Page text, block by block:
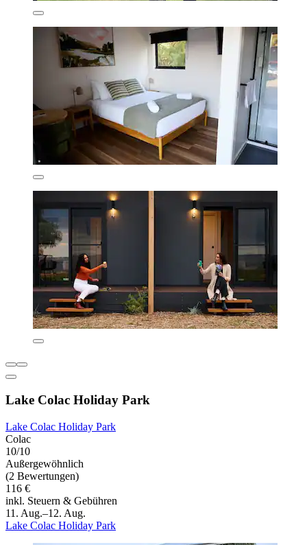
Lake Colac Holiday Park
Lake Colac Holiday Park
Colac
10/10
Außergewöhnlich
(2 Bewertungen)
116 €
inkl. Steuern & Gebühren
11. Aug.–12. Aug.
Lake Colac Holiday Park